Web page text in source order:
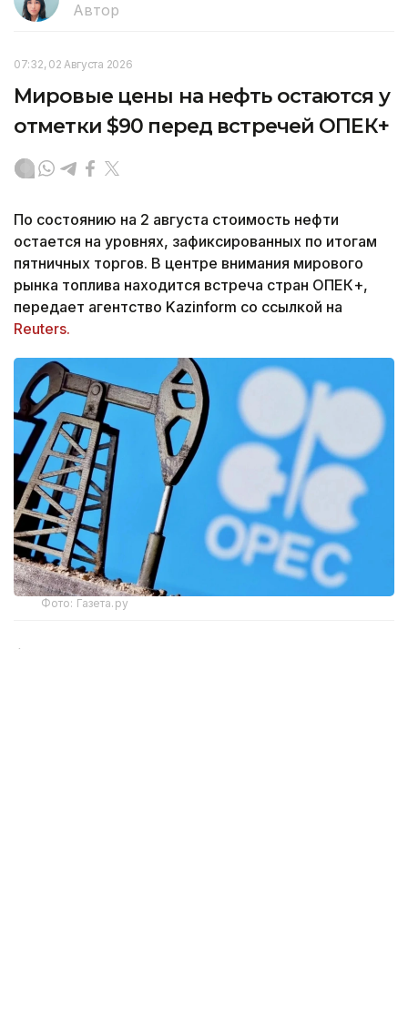
Автор
07:32, 02 Августа 2026
Мировые цены на нефть остаются у
отметки $90 перед встречей ОПЕК+
По состоянию на 2 августа стоимость нефти
остается на уровнях, зафиксированных по итогам
пятничных торгов. В центре внимания мирового
рынка топлива находится встреча стран ОПЕК+,
передает агентство Kazinform со ссылкой на
Reuters.
Фото: Газета.ру
Фьючерсы на нефть марки Brent завершили